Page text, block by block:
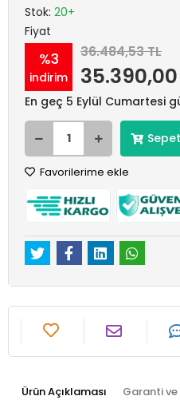
Stok: 20+
Fiyat
%3
indirim
36.484,53 TL
35.390,00
En geç 5 Eylül Cumartesi
Favorilerime ekle
Ürün Açıklaması Garanti